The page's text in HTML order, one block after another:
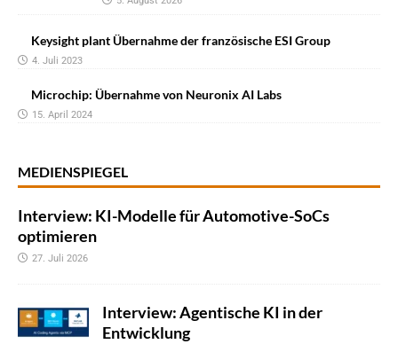
Keysight plant Übernahme der französische ESI Group
4. Juli 2023
Microchip: Übernahme von Neuronix AI Labs
15. April 2024
MEDIENSPIEGEL
Interview: KI-Modelle für Automotive-SoCs
optimieren
27. Juli 2026
Interview: Agentische KI in der
Entwicklung